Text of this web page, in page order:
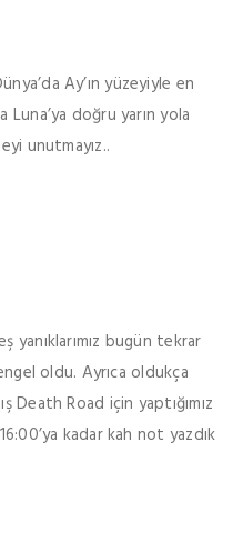
Ay’ın yüzeyiyle en
doğru yarın yola
unutmayız..
yanıklarımız bugün tekrar
oldu. Ayrıca oldukça
Death Road için yaptığımız
kadar kah not yazdık